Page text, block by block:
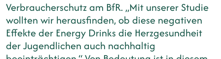
Verbraucherschutz am BfR. „Mit unserer Studie
wollten wir herausfinden, ob diese negativen
Effekte der Energy Drinks die Herzgesundheit
der Jugendlichen auch nachhaltig